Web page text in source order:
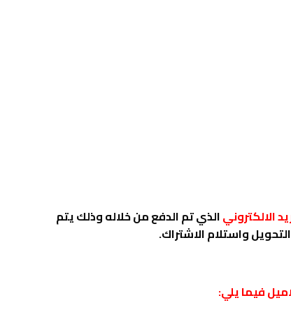
الالكترونيالذي تم الدفع من خلاله وذلك يتم
واستلام الاشتراك.
فيما يلي: